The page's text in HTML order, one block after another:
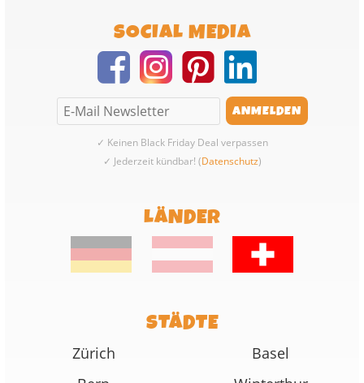
SOCIAL MEDIA
✓ Keinen Black Friday Deal verpassen
✓ Jederzeit kündbar! (Datenschutz)
LÄNDER
STÄDTE
Zürich
Basel